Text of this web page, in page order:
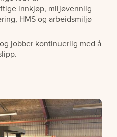
innkjøp, miljøvennlig
HMS og arbeidsmiljø
jobber kontinuerlig med å